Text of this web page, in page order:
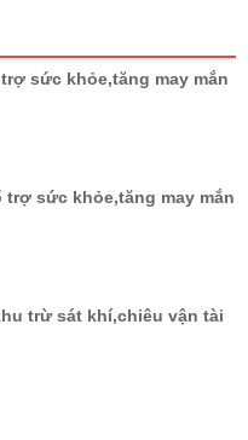
sức khỏe,tăng may mắn
trợ sức khỏe,tăng may mắn
trừ sát khí,chiêu vận tài